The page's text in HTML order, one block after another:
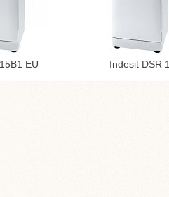
EU Indesit DSR